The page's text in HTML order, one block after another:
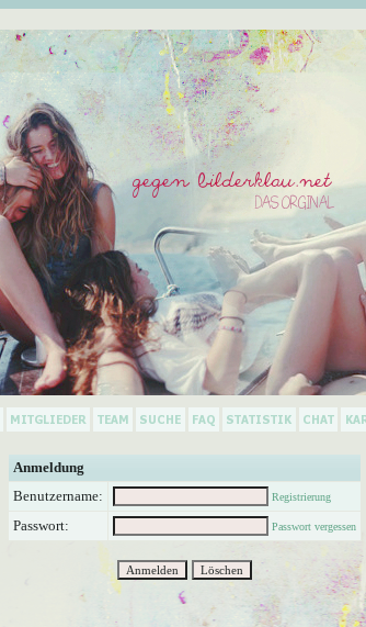
Anmeldung
Benutzername:
Registrierung
Passwort: Passwort vergessen